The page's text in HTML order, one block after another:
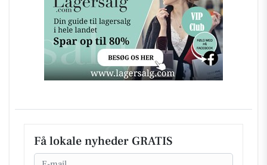
Få lokale nyheder GRATIS
Email